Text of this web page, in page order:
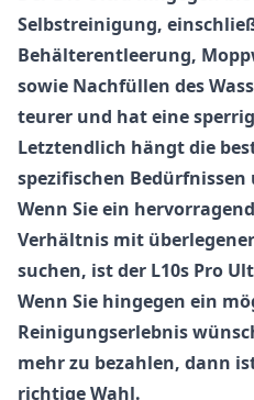
Selbstreinigung,
Behälterentleerung,
sowie Nachfüllen des
teurer und hat eine
Letztendlich hängt die
spezifischen
Wenn Sie ein
Verhältnis mit
suchen, ist der L10s Pro
Wenn Sie hingegen ein
Reinigungserlebnis
mehr zu bezahlen, dann
richtige Wahl.